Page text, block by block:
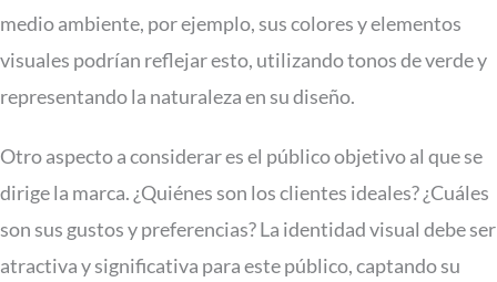
medio ambiente, por ejemplo, sus colores y elementos
visuales podrían reflejar esto, utilizando tonos de verde y
representando la naturaleza en su diseño.
Otro aspecto a considerar es el público objetivo al que se
dirige la marca. ¿Quiénes son los clientes ideales? ¿Cuáles
son sus gustos y preferencias? La identidad visual debe ser
atractiva y significativa para este público, captando su